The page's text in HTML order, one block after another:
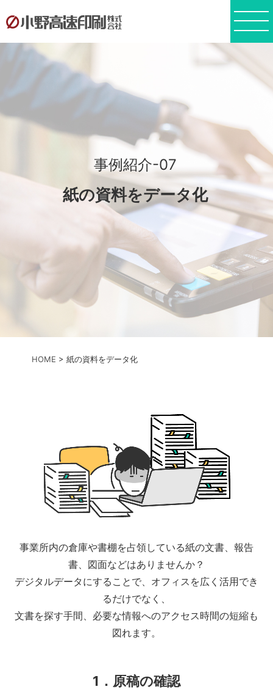
事例紹介-07
紙の資料をデータ化
HOME > 紙の資料をデータ化
事業所内の倉庫や書棚を占領している紙の文書、報告
書、図面などはありませんか？
デジタルデータにすることで、オフィスを広く活用でき
るだけでなく、
文書を探す手間、必要な情報へのアクセス時間の短縮も
図れます。
1．原稿の確認